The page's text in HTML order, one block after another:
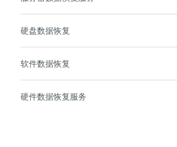
硬盘数据恢复
软件数据恢复
硬件数据恢复服务